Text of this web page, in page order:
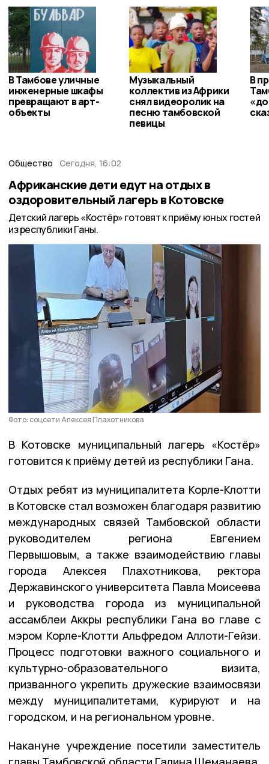
В Тамбове уличные
инженерные шкафы
превращают в арт-
объекты
Музыкальный
коллектив из Африки
снял видеоролик на
песню тамбовской
певицы
В
Общество Сегодня, 16:02
Африканские дети едут на отдых в
оздоровительный лагерь в Котовске
Детский лагерь «Костёр» готовят к приёму юных гостей
из республики Ганы.
Фото: соцсети Алексея Плахотникова
В Котовске муниципальный лагерь «Костёр»
готовится к приёму детей из республики Гана.
Отдых ребят из муниципалитета Корле-Клотти
в Котовске стал возможен благодаря развитию
международных связей Тамбовской области
руководителем региона Евгением
Первышовым, а также взаимодействию главы
города Алексея Плахотникова, ректора
Державинского университета Павла Моисеева
и руководства города из муниципальной
ассамблеи Аккры республики Гана во главе с
мэром Корле-Клотти Альфредом Аллоти-Гейзи.
Процесс подготовки важного социального и
культурно-образовательного визита,
призванного укрепить дружеские взаимосвязи
между муниципалитетами, курируют и на
городском, и на региональном уровне.
Накануне учреждение посетили заместитель